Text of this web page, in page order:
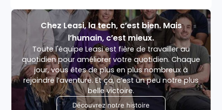
Chez Leasi, la tech, c’est bien. Mais
l’humain, c’est mieux.
Toute l'équipe Leasi est fière de travailler au
quotidien pour améliorer votre quotidien. Chaque
jour, vous êtes de plus en plus nombreux à
rejoindre l’aventure. Et ça, c’est un peu notre plus
belle victoire.
Découvrez notre histoire